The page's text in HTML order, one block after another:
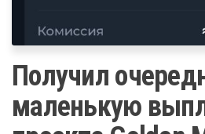
Получил
маленькую